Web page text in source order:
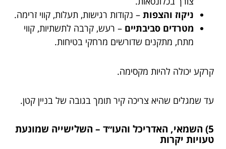
ניקוז והצפות – נקודות רגישות, תעלות, קווי זרימה.
מטרדים סביבתיים – רעש, קרבה לתשתיות, קווי
מתח, מתקנים שדורשים מרחקי בטיחות.
קרקע יכולה להיות מקסימה.
עד שמגלים שהיא צריכה קיר תומך בגובה של בניין קטן.
5) השמאי, האדריכל והעו״ד – השלישייה שמונעת
טעויות יקרות